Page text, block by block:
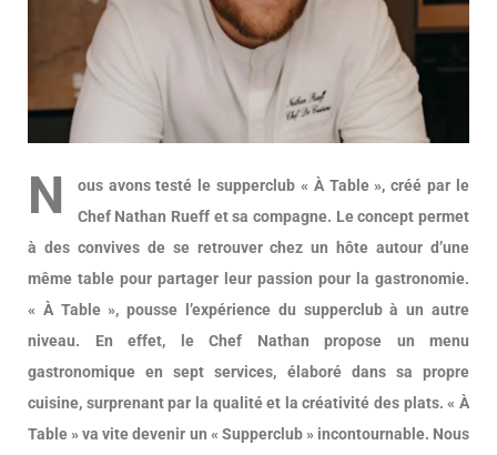
N
ous avons testé le supperclub « À Table », créé par le
Chef Nathan Rueff et sa compagne. Le concept permet
à des convives de se retrouver chez un hôte autour d’une
même table pour partager leur passion pour la gastronomie.
« À Table », pousse l’expérience du supperclub à un autre
niveau. En effet, le Chef Nathan propose un menu
gastronomique en sept services, élaboré dans sa propre
cuisine, surprenant par la qualité et la créativité des plats. « À
Table » va vite devenir un « Supperclub » incontournable. Nous